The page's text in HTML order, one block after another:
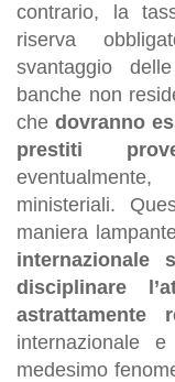
contrario, la
riserva
svantaggio
banche non
che dovranno
prestiti
ministeriali.
maniera
internazionale
disciplinare
astrattamente
internazionale
medesimo